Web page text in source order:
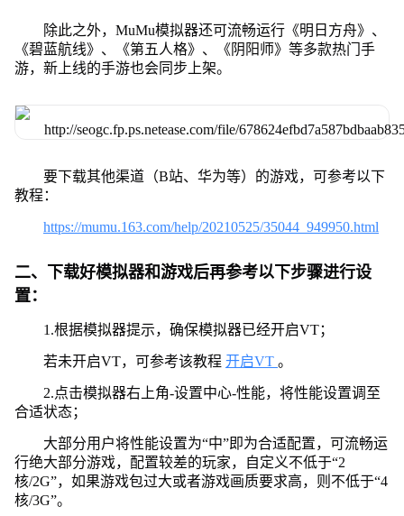
除此之外，MuMu模拟器还可流畅运行《明日方舟》、
《碧蓝航线》、《第五人格》、《阴阳师》等多款热门手
游，新上线的手游也会同步上架。
要下载其他渠道（B站、华为等）的游戏，可参考以下
教程：
https://mumu.163.com/help/20210525/35044_949950.html
二、下载好模拟器和游戏后再参考以下步骤进行设
置：
1.根据模拟器提示，确保模拟器已经开启VT；
若未开启VT，可参考该教程 开启VT 。
2.点击模拟器右上角-设置中心-性能，将性能设置调至
合适状态；
大部分用户将性能设置为“中”即为合适配置，可流畅运
行绝大部分游戏，配置较差的玩家，自定义不低于“2
核/2G”，如果游戏包过大或者游戏画质要求高，则不低于“4
核/3G”。